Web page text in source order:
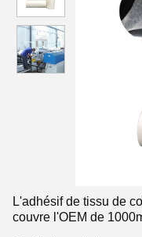
L'adhésif de tissu de
couvre l'OEM de